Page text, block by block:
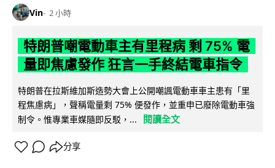
Vin 2 小時
特朗普嘲電動車主有里程病 剩 75% 電
量即焦慮發作 狂言一手終結電車指令
特朗普在拉斯維加斯造勢大會上公開嘲諷電動車車主患有「里
程焦慮病」，聲稱電量剩 75% 便發作，並重申已廢除電動車強
制令。惟專業車媒隨即反駁，...
閱讀全文
分享